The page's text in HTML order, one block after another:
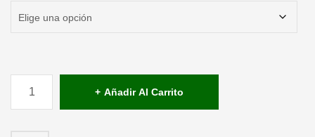
(S3+CI+SRC)
Añadir Al Carrito